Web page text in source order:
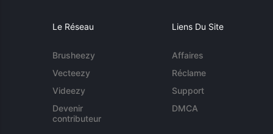
Le Réseau
Brusheezy
Vecteezy
Videezy
Devenir
contributeur
Liens Du Site
Affaires
Réclame
Support
DMCA